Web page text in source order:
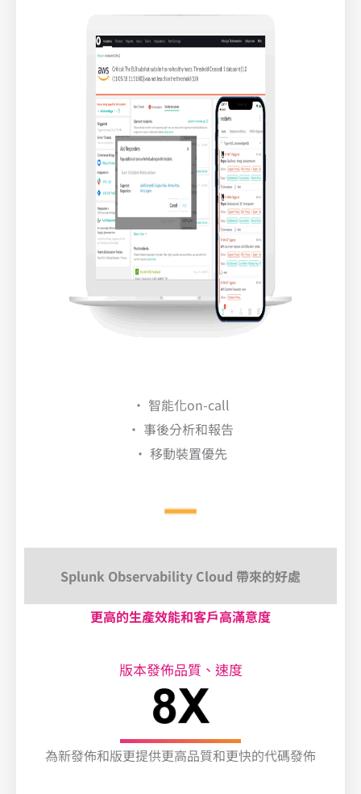
• 智能化on-call
• 事後分析和報告
• 移動裝置優先
Splunk Observability Cloud 帶來的好處
更高的生產效能和客戶高滿意度
版本發佈品質、速度
為新發佈和版更提供更高品質和更快的代碼發佈